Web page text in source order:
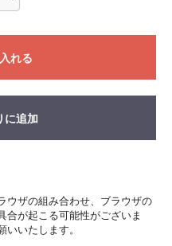
れる
に追加
ウザの組み合わせ、ブラウザの
合が起こる可能性がございま
いたします。